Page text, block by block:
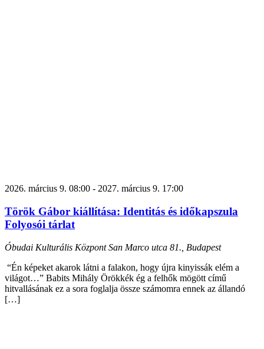
2026. március 9. 08:00 - 2027. március 9. 17:00
Török Gábor kiállítása: Identitás és időkapszula
Folyosói tárlat
Óbudai Kulturális KözpontSan Marco utca 81., Budapest
“Én képeket akarok látni a falakon, hogy újra kinyissák elém a
világot…” Babits Mihály Örökkék ég a felhők mögött című
hitvallásának ez a sora foglalja össze számomra ennek az állandó
[…]